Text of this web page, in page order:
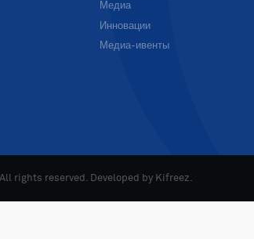
Медиа
Инновации
Медиа-ивенты
rights reserved. Developed by Kifreez.